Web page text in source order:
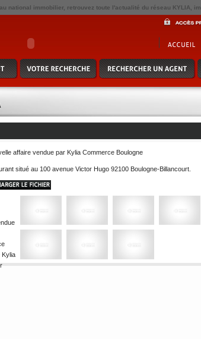
national immobilier, retrouvez toute l'actualité du réseau KYLIA,
affaire vendue par Kylia Commerce Boulogne
situé au 100 avenue Victor Hugo 92100 Boulogne-Billancourt.